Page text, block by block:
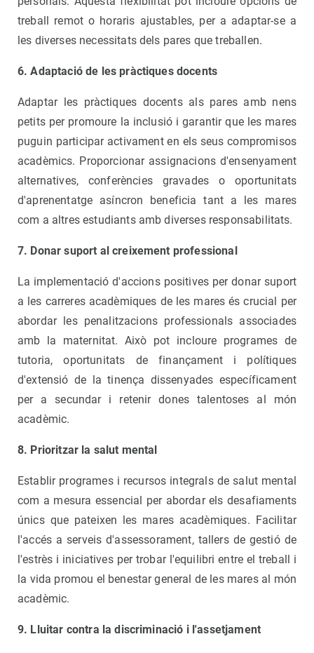
treball remot o horaris ajustables, per a adaptar-se a
les diverses necessitats dels pares que treballen.
6. Adaptació de les pràctiques docents
Adaptar les pràctiques docents als pares amb nens
petits per promoure la inclusió i garantir que les mares
puguin participar activament en els seus compromisos
acadèmics. Proporcionar assignacions d'ensenyament
alternatives, conferències gravades o oportunitats
d'aprenentatge asíncron beneficia tant a les mares
com a altres estudiants amb diverses responsabilitats.
7. Donar suport al creixement professional
La implementació d'accions positives per donar suport
a les carreres acadèmiques de les mares és crucial per
abordar les penalitzacions professionals associades
amb la maternitat. Això pot incloure programes de
tutoria, oportunitats de finançament i polítiques
d'extensió de la tinença dissenyades específicament
per a secundar i retenir dones talentoses al món
acadèmic.
8. Prioritzar la salut mental
Establir programes i recursos integrals de salut mental
com a mesura essencial per abordar els desafiaments
únics que pateixen les mares acadèmiques. Facilitar
l'accés a serveis d'assessorament, tallers de gestió de
l'estrès i iniciatives per trobar l'equilibri entre el treball i
la vida promou el benestar general de les mares al món
acadèmic.
9. Lluitar contra la discriminació i l'assetjament